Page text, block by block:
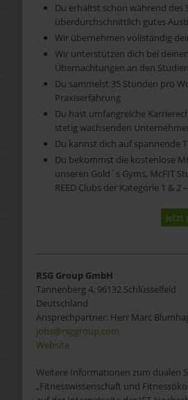
Du erhältst schon während des
überdurchschnittlich gutes
Wir übernehmen vollständig
Wir unterstützen dich bei
Übernachtungen an den
Du sammelst 35 Stunden pro
Praxiserfahrung
Du hast umfangreiche
stetig wachsenden
Du kannst dich auf spannende
Du bekommst die kostenlose
unseren Gold´s Gyms, McFIT
REED Clubs der Kategorie 1 & 2
Jetzt
RSG Group GmbH
Tannenberg 4, 96132 Schlüsselfeld
Deutschland
Ansprechpartner: Herr Marc
jobs@rsggroup.com
Website
Weitere Informationen zum dualen
„Fitnesswissenschaft und